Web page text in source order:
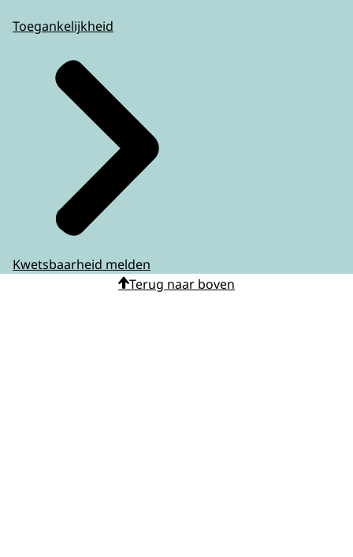
Toegankelijkheid
Kwetsbaarheid melden
Terug naar boven